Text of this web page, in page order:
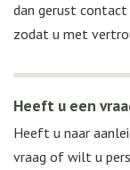
dan gerust contact
zodat u met
Heeft u een
Heeft u naar
vraag of wilt u